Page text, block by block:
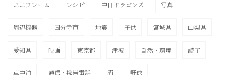
ユニフレーム レシピ 中日ドラゴンズ 写真
周辺機器 国分寺市 地震 子供 宮城県 山梨県
愛知県 映画 東京都 津波 自然・環境 読了
車中泊 通信・携帯電話 酒 野球